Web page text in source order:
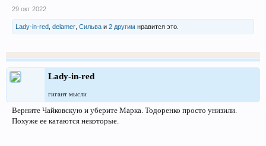
29 окт 2022
Lady-in-red delamer Сильва и 2 другим нравится это.
Lady-in-red
гигант мысли
Верните Чайковскую и уберите Марка. Тодоренко просто унизили.
Похуже ее катаются некоторые.